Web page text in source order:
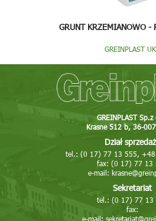
GRUNT KRZEMIANOWO -
GREINPLAST
GREINPLAST
Krasne 512 b, 36-
Dział
tel.: (0 17) 77 13 555,
fax: (0 17) 77 13
e-mail:
Sekretariat
tel.: (0 17) 77 13
fax:
e-mail: